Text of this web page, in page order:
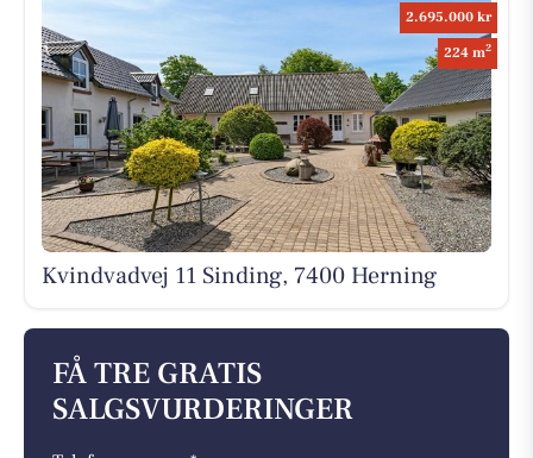
2.695.000 kr
224 m2
Kvindvadvej 11 Sinding, 7400 Herning
FÅ TRE GRATIS
SALGSVURDERINGER